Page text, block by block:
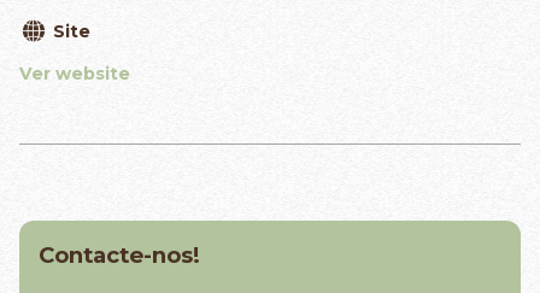
Site
Ver website
Contacte-nos!